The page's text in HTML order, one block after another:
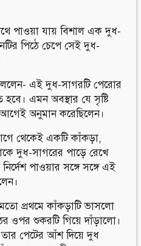
পাওয়া যায় বিশাল এক দুধ-
পিঠে চেপে সেই দুধ-
এই দুধ-সাগরটি পেরোর
এমন অবস্থার যে সৃষ্টি
আগেই অনুমান করেছিলেন।
থেকেই একটি কাঁকড়া,
দুধ-সাগরের পাড়ে রেখে
পাওয়ার সঙ্গে সঙ্গে এই
প্রথমে কাঁকড়াটি ভাসলো
ওপর শুকরটি গিয়ে দাঁড়ালো।
তার পেটের আঁশ দিয়ে দুধ